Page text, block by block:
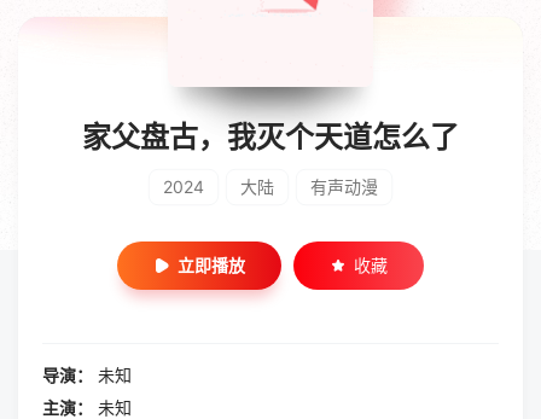
家父盘古，我灭个天道怎么了
2024 大陆 有声动漫
立即播放 收藏
导演：
未知
主演：
未知